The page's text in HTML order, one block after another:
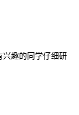
兴趣的同学仔细研